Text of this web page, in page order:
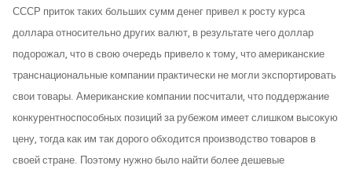
СССР приток таких больших сумм денег привел к росту курса
доллара относительно других валют, в результате чего доллар
подорожал, что в свою очередь привело к тому, что американские
транснациональные компании практически не могли экспортировать
свои товары. Американские компании посчитали, что поддержание
конкурентноспособных позиций за рубежом имеет слишком высокую
цену, тогда как им так дорого обходится производство товаров в
своей стране. Поэтому нужно было найти более дешевые